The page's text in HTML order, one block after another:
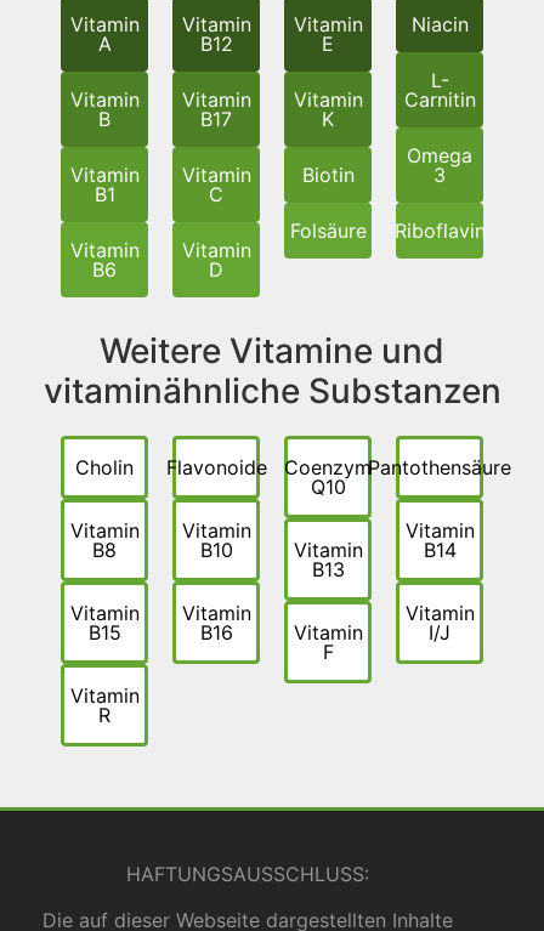
Vitamin
A
Vitamin
B
Vitamin
B1
Vitamin
B6
Vitamin
B12
Vitamin
B17
Vitamin
C
Vitamin
D
Vitamin
E
Vitamin
K
Biotin
Folsäure
Niacin
L-
Carnitin
Omega
3
Riboflavin
Weitere Vitamine und
vitaminähnliche Substanzen
Cholin
Vitamin
B8
Vitamin
B15
Vitamin
R
Flavonoide
Vitamin
B10
Vitamin
B16
Coenzym
Q10
Vitamin
B13
Vitamin
F
Pantothensäure
Vitamin
B14
Vitamin
I/J
HAFTUNGSAUSSCHLUSS:
Die auf dieser Webseite dargestellten Inhalte